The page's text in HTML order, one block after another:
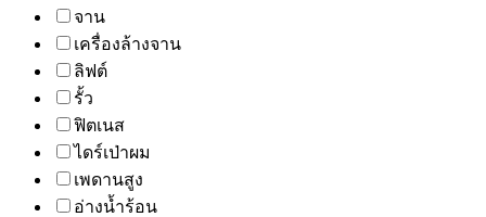
จาน
เครื่องล้างจาน
ลิฟต์
รั้ว
ฟิตเนส
ไดร์เป่าผม
เพดานสูง
อ่างน้ำร้อน